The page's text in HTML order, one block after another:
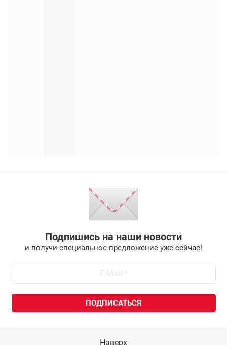
Подпишись на наши новости
и получи специальное предложение уже сейчас!
Наверх